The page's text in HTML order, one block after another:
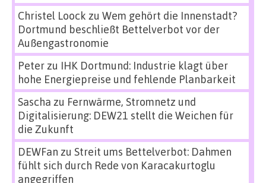
Christel Loock zu Wem gehört die Innenstadt?
Dortmund beschließt Bettelverbot vor der
Außengastronomie
Peterzu IHK Dortmund: Industrie klagt über
hohe Energiepreise und fehlende Planbarkeit
Sascha zu Fernwärme, Stromnetz und
Digitalisierung: DEW21 stellt die Weichen für
die Zukunft
DEWFan zu Streit ums Bettelverbot: Dahmen
fühlt sich durch Rede von Karacakurtoglu
angegriffen